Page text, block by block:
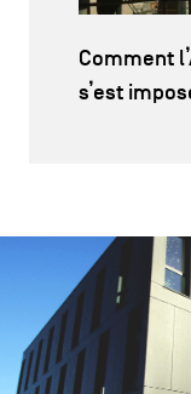
Comment
s’est